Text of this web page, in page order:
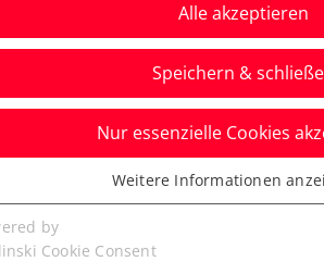
presented
in die
Alle akzeptieren
Speichern &
Nur essenzielle Cookies
Cookies werden für
benötigt. Dadurch ist gewährleistet,
Weitere Informationen
by
Cookie Consent